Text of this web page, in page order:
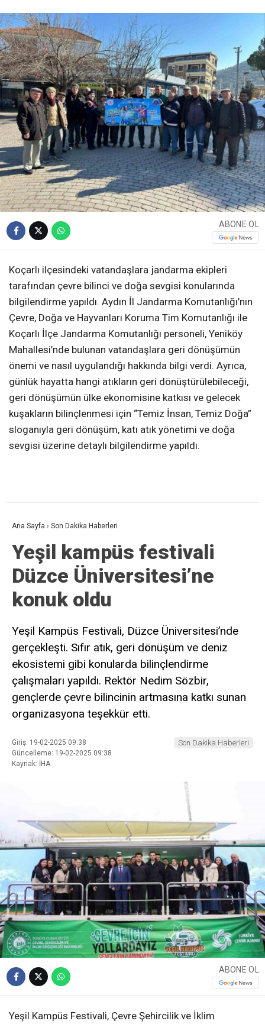
ABONE OL
Koçarlı ilçesindeki vatandaşlara jandarma ekipleri
tarafından çevre bilinci ve doğa sevgisi konularında
bilgilendirme yapıldı. Aydın İl Jandarma Komutanlığı’nın
Çevre, Doğa ve Hayvanları Koruma Tim Komutanlığı ile
Koçarlı İlçe Jandarma Komutanlığı personeli, Yeniköy
Mahallesi’nde bulunan vatandaşlara geri dönüşümün
önemi ve nasıl uygulandığı hakkında bilgi verdi. Ayrıca,
günlük hayatta hangi atıkların geri dönüştürülebileceği,
geri dönüşümün ülke ekonomisine katkısı ve gelecek
kuşakların bilinçlenmesi için “Temiz İnsan, Temiz Doğa”
sloganıyla geri dönüşüm, katı atık yönetimi ve doğa
sevgisi üzerine detaylı bilgilendirme yapıldı.
Ana Sayfa › Son Dakika Haberleri
Yeşil kampüs festivali
Düzce Üniversitesi’ne
konuk oldu
Yeşil Kampüs Festivali, Düzce Üniversitesi’nde
gerçekleşti. Sıfır atık, geri dönüşüm ve deniz
ekosistemi gibi konularda bilinçlendirme
çalışmaları yapıldı. Rektör Nedim Sözbir,
gençlerde çevre bilincinin artmasına katkı sunan
organizasyona teşekkür etti.
Giriş: 19-02-2025 09:38
Güncelleme: 19-02-2025 09:38
Kaynak: İHA
Son Dakika Haberleri
ABONE OL
Yeşil Kampüs Festivali, Çevre Şehircilik ve İklim